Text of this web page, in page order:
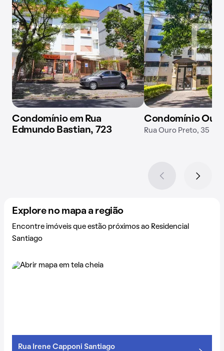
Condomínio em Rua
Edmundo Bastian, 723
Condomínio
Rua Ouro Preto, 35
Explore no mapa a região
Encontre imóveis que estão próximos ao Residencial
Santiago
Rua Irene Capponi Santiago